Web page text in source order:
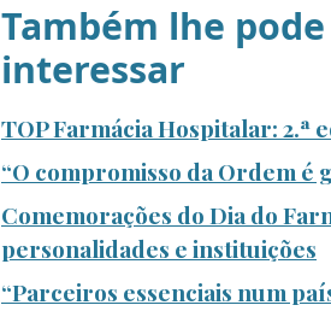
Também lhe pode
interessar
TOP Farmácia Hospitalar:
“O compromisso da Ordem é
Comemorações do Dia do
personalidades e instituições
“Parceiros essenciais num